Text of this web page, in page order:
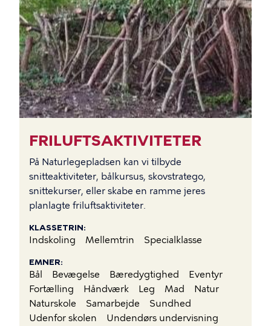
FRILUFTSAKTIVITETER
På Naturlegepladsen kan vi tilbyde
snitteaktiviteter, bålkursus, skovstratego,
snittekurser, eller skabe en ramme jeres
planlagte friluftsaktiviteter.
KLASSETRIN
Indskoling Mellemtrin Specialklasse
EMNER
Bål Bevægelse Bæredygtighed
Eventyr
Fortælling
Håndværk Leg Mad
Natur
Naturskole
Samarbejde
Sundhed
Udenfor skolen
Undendørs undervisning